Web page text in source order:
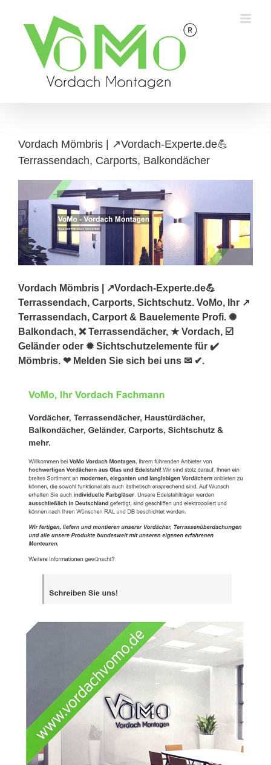
content
Vordach Mömbris | ↗️Vordach-Experte.de💪
Terrassendach, Carports, Balkondächer
Vordach Mömbris | ↗️Vordach-Experte.de💪
Terrassendach, Carports, Sichtschutz. VoMo, Ihr ↗️
Terrassendach, Carport & Bauelemente Profi. ✺
Balkondach, ❌ Terrassendächer, ★ Vordach, ☑️
Geländer oder ✹ Sichtschutzelemente für ✔️
Mömbris. ❤ Melden Sie sich bei uns ✉ ✔.